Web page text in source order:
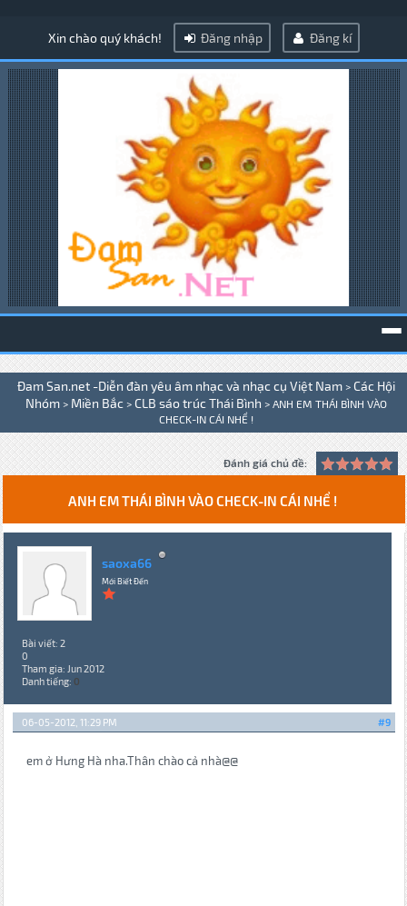
Xin chào quý khách! Đăng nhập Đăng kí
Đam San.net -Diễn đàn yêu âm nhạc và nhạc cụ Việt Nam > Các Hội
Nhóm > Miền Bắc > CLB sáo trúc Thái Bình > ANH EM THÁI BÌNH VÀO
CHECK-IN CÁI NHỂ !
Đánh giá chủ đề:
ANH EM THÁI BÌNH VÀO CHECK-IN CÁI NHỂ !
saoxa66
Mới Biết Đến
Bài viết: 2
0
Tham gia: Jun 2012
Danh tiếng: 0
#9
06-05-2012, 11:29 PM
em ở Hưng Hà nha.Thân chào cả nhà@@